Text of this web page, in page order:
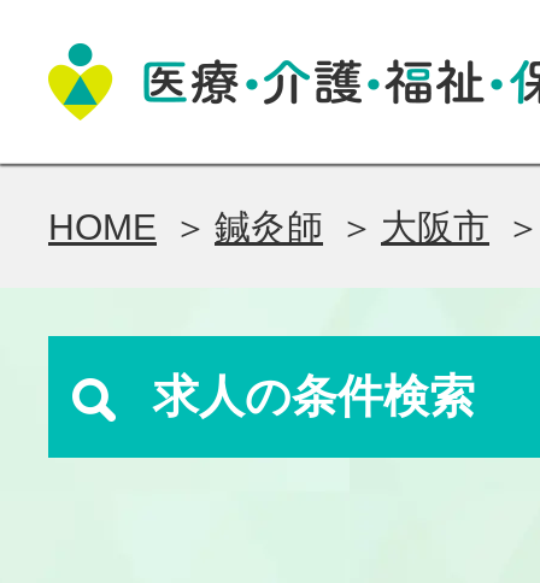
HOME 鍼灸師 大阪市
求人の条件検索